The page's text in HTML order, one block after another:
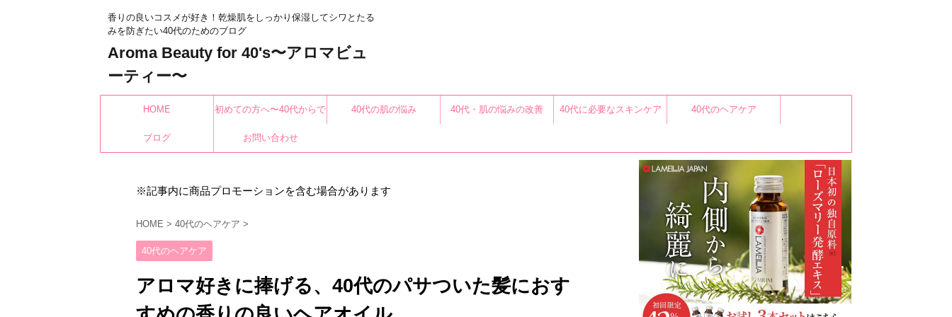
香りの良いコスメが好き！乾燥肌をしっかり保湿してシワとたる
みを防ぎたい40代のためのブログ
Aroma Beauty for 40's〜アロマビュ
ーティー〜
HOME 初めての方へ〜40代からで
もみんなキレイになれる
40代の肌の悩み 40代・肌の悩みの改善 40代に必要なスキンケア 40代のヘアケア
ブログ お問い合わせ
※記事内に商品プロモーションを含む場合があります
HOME > 40代のヘアケア >
40代のヘアケア
アロマ好きに捧げる、40代のパサついた髪におす